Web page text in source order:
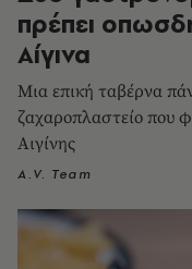
πρέπει
Αίγινα
Μια επική ταβέρνα
ζαχαροπλαστείο που
Αιγίνης
A.V. Team